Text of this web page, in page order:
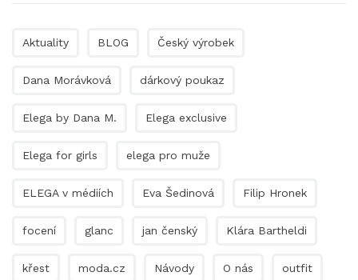
Aktuality BLOG Český výrobek
Dana Morávková dárkový poukaz
Elega by Dana M. Elega exclusive
Elega for girls elega pro muže
ELEGA v médiích Eva Šedinová Filip Hronek
focení glanc jan čenský Klára Bartheldi
křest moda.cz Návody O nás outfit